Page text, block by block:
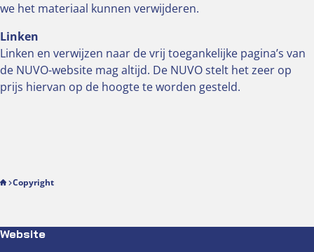
we het materiaal kunnen verwijderen.
Linken
Linken en verwijzen naar de vrij toegankelijke pagina’s van
de NUVO-website mag altijd. De NUVO stelt het zeer op
prijs hiervan op de hoogte te worden gesteld.
Copyright
Website